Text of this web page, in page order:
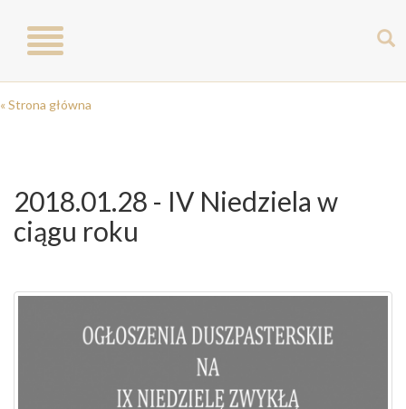
Toggle
navigation
« Strona główna
2018.01.28 - IV Niedziela w
ciągu roku